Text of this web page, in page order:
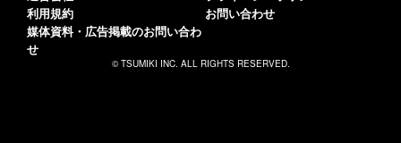
利用規約
媒体資料・広告掲載のお問い合わ
せ
お問い合わせ
© TSUMIKI INC. ALL RIGHTS RESERVED.